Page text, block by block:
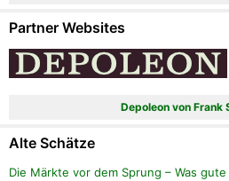
Partner Websites
Depoleon von Frank
Alte Schätze
Die Märkte vor dem Sprung – Was